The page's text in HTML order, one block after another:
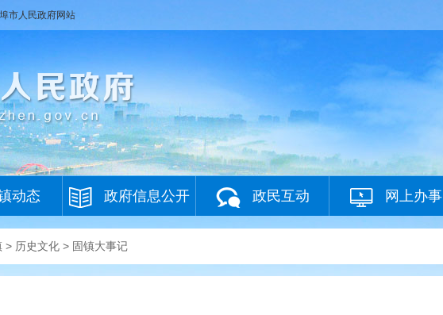
市人民政府网站
动态 政府信息公开 政民互动 网上办事
> 历史文化 > 固镇大事记